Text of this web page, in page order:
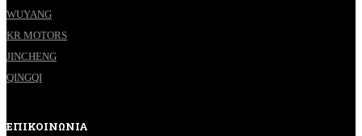
WUYANG
KR MOTORS
JINCHENG
QINGQI
ΕΠΙΚΟΙΝΩΝΙΑ